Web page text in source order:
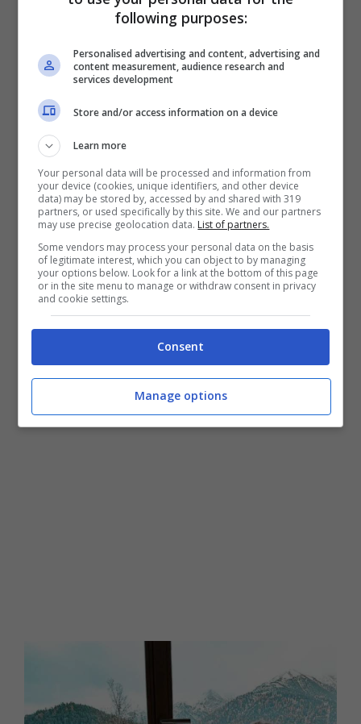
lei, insieme a sua sorella gemella Silvia,
piuttosto strana, considerando che come
affermato c’è chi le ha regalato anche
7.000 euro in un solo giorno
Probabilmente per via delle loro
prestazioni, o anche solo spontaneamente.
Parole volutamente provocatorie
probabilmente, per una figura che sul web è
abituata per natura a provocare il prossimo.
Questa volta ha deciso di farlo grazie al suo
corpo, nella maniera che meglio predilige e
che i suoi fan più di tutte in assoluto
preferiscono: con una foto di nudo
following purposes:
Personalised advertising and content, advertising and
content measurement, audience research and
services development
Store and/or access information on a device
Learn more
Your personal data will be processed and information from
your device (cookies, unique identifiers, and other device
data) may be stored by, accessed by and shared with 319
partners, or used specifically by this site. We and our partners
may use precise geolocation data. List of partners.
Some vendors may process your personal data on the basis
of legitimate interest, which you can object to by managing
your options below. Look for a link at the bottom of this page
or in the site menu to manage or withdraw consent in privacy
and cookie settings.
Consent
Manage options